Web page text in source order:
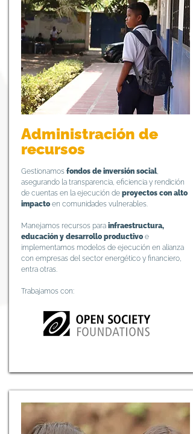
Administración de
recursos
Gestionamos fondos de inversión social,
asegurando la transparencia, eficiencia y rendición
de cuentas en la ejecución de proyectos con alto
impacto en comunidades vulnerables.
Manejamos recursos para infraestructura,
educación y desarrollo productivo e
implementamos modelos de ejecución en alianza
con empresas del sector energético y financiero,
entra otras.
Trabajamos con: